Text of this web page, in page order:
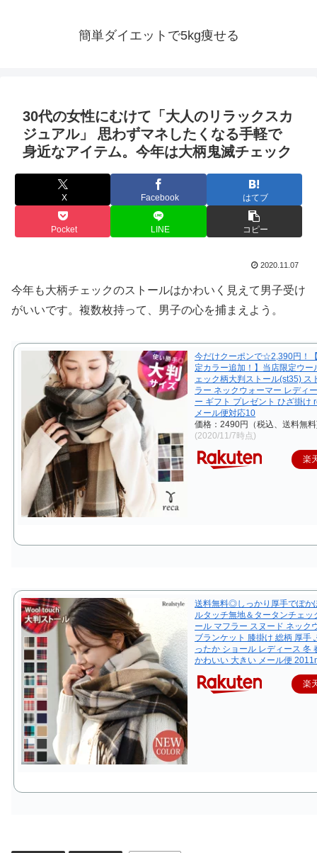
簡単ダイエットで5kg痩せる
30代の女性にむけて「大人のリラックスカ
ジュアル」 思わずマネしたくなる手軽で
身近なアイテム。今年は大柄鬼滅チェック
X Facebook はてブ
Pocket LINE コピー
2020.11.07
今年も大柄チェックのストールはかわいく見えて男子受け
がいいです。複数枚持って、男子の心を捕まえよう。
今だけクーポンで☆2,390円！
定カラー追加！】当店限定ウー
ェック柄大判ストール(st35) ス
ラー ネックウォーマー レディ
ー ギフト プレゼント ひざ掛け
メール便対応10
価格：2490円（税込、送料無
(2020/11/7時点)
楽
送料無料◎しっかり厚手でぽか
ルタッチ無地＆タータンチェッ
ール マフラー スヌード ネック
ブランケット 膝掛け 総柄 厚手
ったか ショール レディース 冬
かわいい 大きい メール便
楽